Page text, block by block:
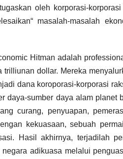
oleh korporasi-
masalah-masalah
Hitman adalah
dollar. Mereka
dana koroporasi-korporasi
daya-sumber daya alam
curang, penyuapan,
kekuasaan, sebuah
Hasil akhirnya, terjadilah
adikuasa melalui